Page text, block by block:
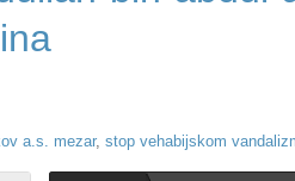
a.s. mezar, stop vehabijskom